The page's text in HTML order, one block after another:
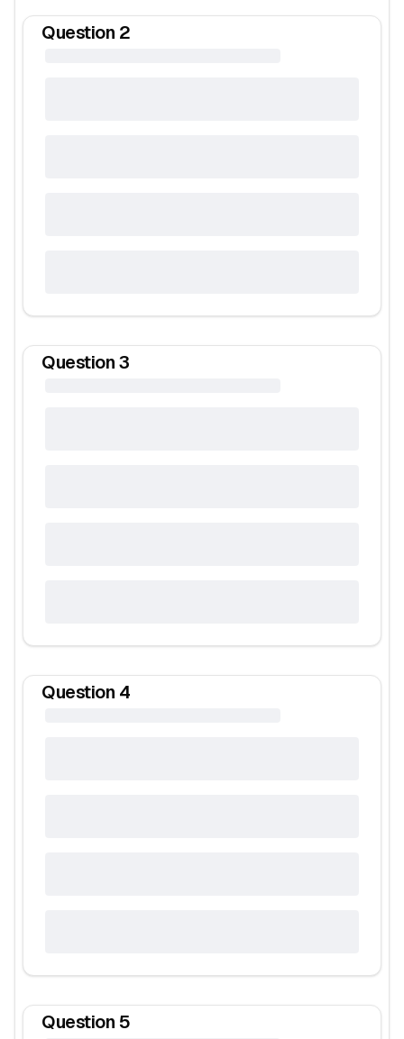
Question 2
Question 3
Question 4
Question 5